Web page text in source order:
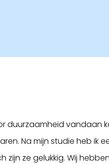
duurzaamheid vandaan
Na mijn studie heb ik
zijn ze gelukkig. Wij